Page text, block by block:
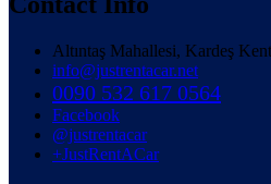
Altıntaş Mahallesi, Kardeş
info@justrentacar.net
0090 532 617 0564
Facebook
@justrentacar
+JustRentACar